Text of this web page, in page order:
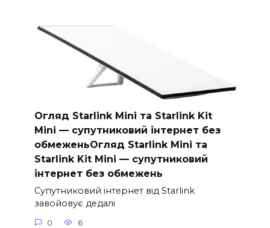
Огляд Starlink Mini та Starlink Kit
Mini — супутниковий інтернет без
обмеженьОгляд Starlink Mini та
Starlink Kit Mini — супутниковий
інтернет без обмежень
Супутниковий інтернет від Starlink
завойовує дедалі
0 6